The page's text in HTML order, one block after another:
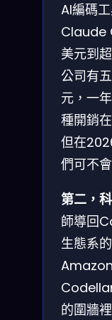
AI編碼
Claude
美元到
公司有
元，一
種開銷
但在
們可不
第二，
師導回
生態系
的圍牆